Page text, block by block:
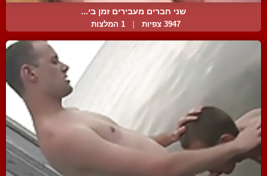
שני חברים מעבירים זמן בי...
3947 צפיות 1 המלצות